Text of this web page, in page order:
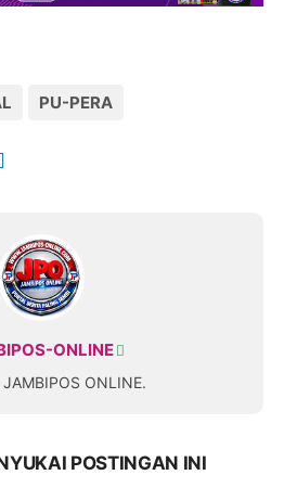
PU-PERA
ONLINE
JAMBIPOS ONLINE.
POSTINGAN INI